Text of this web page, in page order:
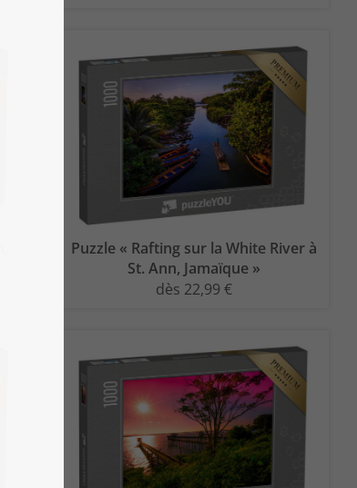
Puzzle « Rafting sur la White River à
St. Ann, Jamaïque »
dès 22,99 €